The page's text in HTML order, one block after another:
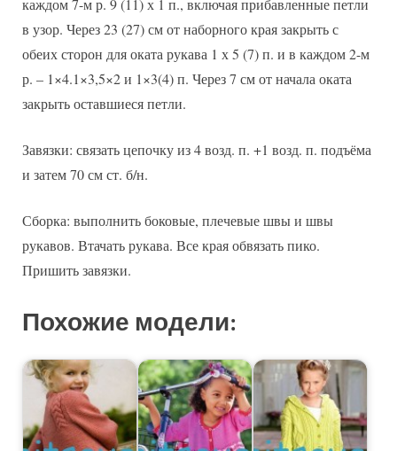
в узор. Через 23 (27) см от наборного края закрыть с
обеих сторон для оката рукава 1 х 5 (7) п. и в каждом 2-м
р. – 1×4.1×3,5×2 и 1×3(4) п. Через 7 см от начала оката
закрыть оставшиеся петли.
Завязки: связать цепочку из 4 возд. п. +1 возд. п. подъёма
и затем 70 см ст. б/н.
Сборка: выполнить боковые, плечевые швы и швы
рукавов. Втачать рукава. Все края обвязать пико.
Пришить завязки.
Похожие модели: